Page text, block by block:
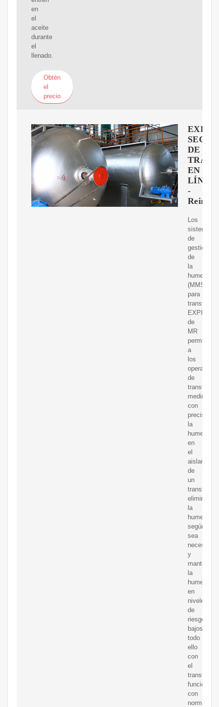
en
el
aceite
durante
el
llenado.
Obtén
el
precio
DE
EN
LÍNEA.
-
Los
sistemas
de
gestión
de
la
humedad
(MMS)
para
de
MR
permiten
a
los
operadores
de
medir
con
precisión
la
humedad
en
el
de
un
eliminar
la
humedad
según
sea
necesario
y
mantener
la
humedad
en
niveles
de
riesgo
bajos,
todo
ello
con
el
con